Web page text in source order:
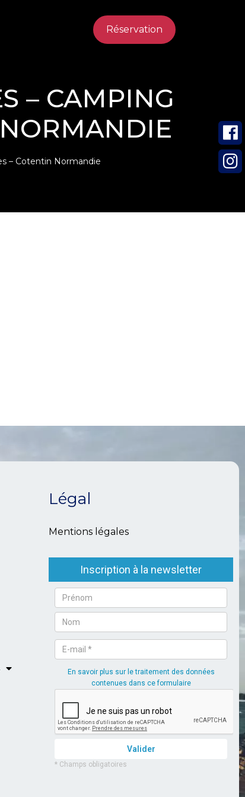
Réservation
– CAMPING
– Cotentin Normandie
Légal
Mentions légales